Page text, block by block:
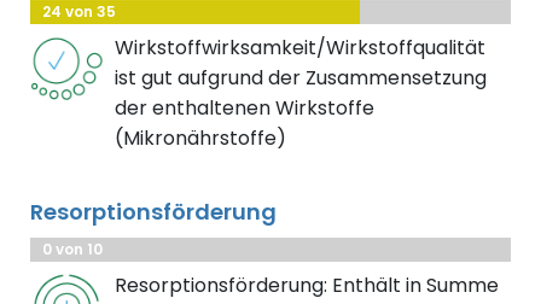
24 von 35
Wirkstoffwirksamkeit/Wirkstoffqualität
ist gut aufgrund der Zusammensetzung
der enthaltenen Wirkstoffe
(Mikronährstoffe)
Resorptionsförderung
0 von 10
Resorptionsförderung: Enthält in Summe